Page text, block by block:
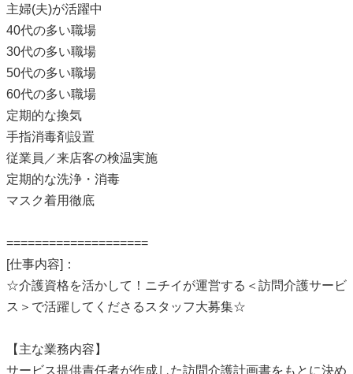
主婦(夫)が活躍中
40代の多い職場
30代の多い職場
50代の多い職場
60代の多い職場
定期的な換気
手指消毒剤設置
従業員／来店客の検温実施
定期的な洗浄・消毒
マスク着用徹底
====================
[仕事内容]：
☆介護資格を活かして！ニチイが運営する＜訪問介護サービ
ス＞で活躍してくださるスタッフ大募集☆
【主な業務内容】
サービス提供責任者が作成した訪問介護計画書をもとに決め